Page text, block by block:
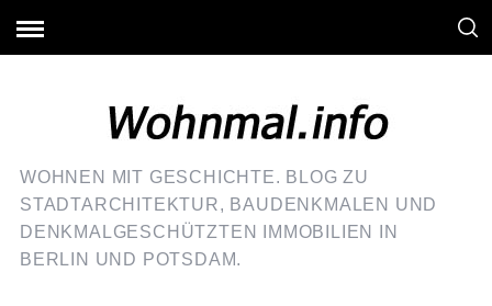
WOHNEN MIT GESCHICHTE. BLOG ZU
STADTARCHITEKTUR, BAUDENKMALEN UND
DENKMALGESCHÜTZTEN IMMOBILIEN IN
BERLIN UND POTSDAM.